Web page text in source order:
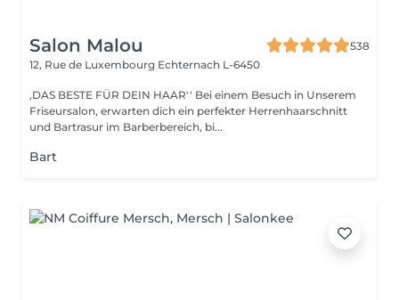
Salon Malou
538
12, Rue de Luxembourg Echternach L-6450
,DAS BESTE FÜR DEIN HAAR'' Bei einem Besuch in Unserem
Friseursalon, erwarten dich ein perfekter Herrenhaarschnitt
und Bartrasur im Barberbereich, bi...
Bart